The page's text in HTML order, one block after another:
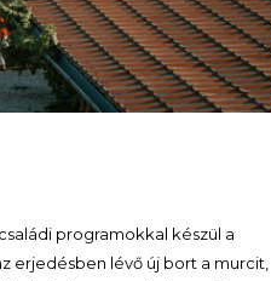
programokkal készül a
erjedésben lévő új bort a murcit,